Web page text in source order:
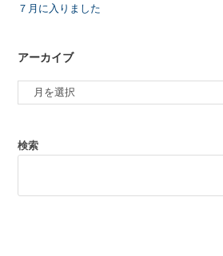
７月に入りました
アーカイブ
検索